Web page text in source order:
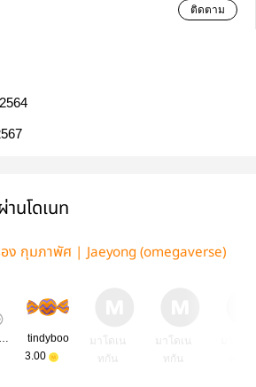
ติดตาม
นโดเนท
ง กุมภาพัศ | Jaeyong (omegaverse)
มัมหมีน้องแทยงบูบู้
tindyboo
3.00
มาโดเน
ทกัน
มาโดเน
ทกัน